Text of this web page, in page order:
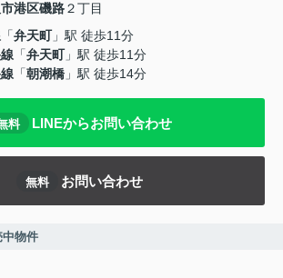
港区磯路２丁目
「弁天町」駅 徒歩11分
「弁天町」駅 徒歩11分
「朝潮橋 」駅 徒歩14分
料 LINEからお問い合わせ
無料 お問い合わせ
中物件